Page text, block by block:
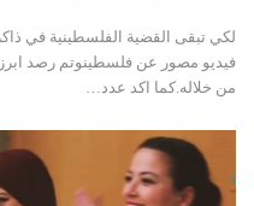
لكي تبقى القضية الفلسطينية في
فيديو مصور عن فلسطينوتم رصد
من خلاله.كما اكد عدد